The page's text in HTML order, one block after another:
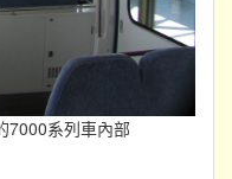
7000系列車內部